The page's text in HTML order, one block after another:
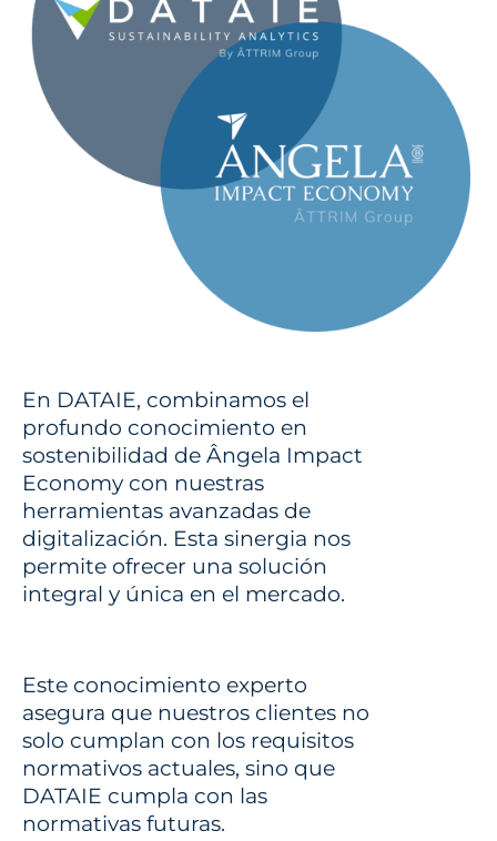
En DATAIE, combinamos el
profundo conocimiento en
sostenibilidad de Ângela Impact
Economy con nuestras
herramientas avanzadas de
digitalización. Esta sinergia nos
permite ofrecer una solución
integral y única en el mercado.
Este conocimiento experto
asegura que nuestros clientes no
solo cumplan con los requisitos
normativos actuales, sino que
DATAIE cumpla con las
normativas futuras.